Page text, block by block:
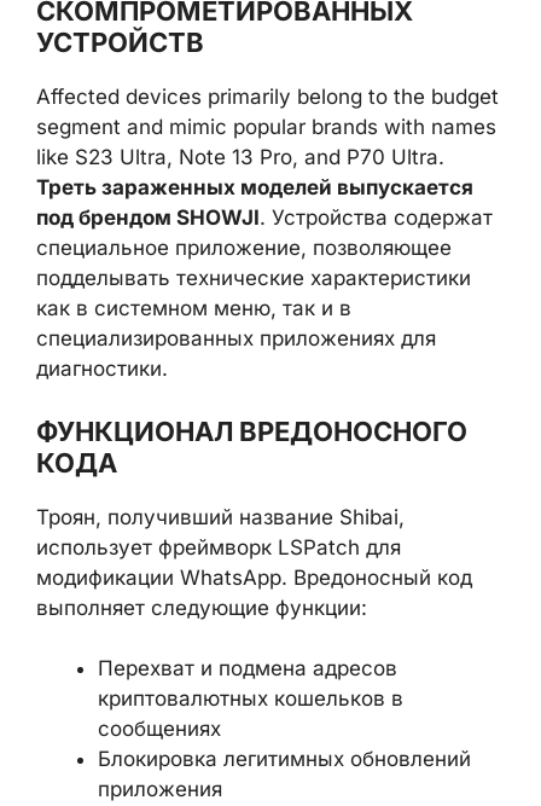
СКОМПРОМЕТИРОВАННЫХ
УСТРОЙСТВ
Affected devices primarily belong to the budget
segment and mimic popular brands with names
like S23 Ultra, Note 13 Pro, and P70 Ultra.
Треть зараженных моделей выпускается
под брендом SHOWJI. Устройства содержат
специальное приложение, позволяющее
подделывать технические характеристики
как в системном меню, так и в
специализированных приложениях для
диагностики.
ФУНКЦИОНАЛ ВРЕДОНОСНОГО
КОДА
Троян, получивший название Shibai,
использует фреймворк LSPatch для
модификации WhatsApp. Вредоносный код
выполняет следующие функции:
Перехват и подмена адресов
криптовалютных кошельков в
сообщениях
Блокировка легитимных обновлений
приложения